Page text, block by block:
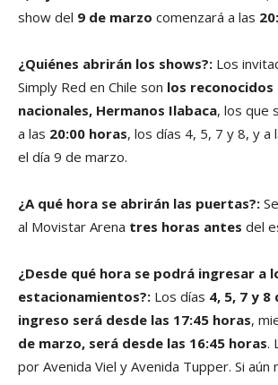
show del 9 de marzo comenzará a las
¿Quiénes abrirán los shows?: Los
Simply Red en Chile son los reconocidos
nacionales, Hermanos Ilabaca, los que
a las 20:00 horas, los días 4, 5, 7 y 8, y a
el día 9 de marzo.
¿A qué hora se abrirán las puertas?:
al Movistar Arena tres horas antes del
¿Desde qué hora se podrá ingresar a
estacionamientos?: Los días 4, 5, 7 y 8
ingreso será desde las 17:45 horas,
de marzo, será desde las 16:45 horas.
por Avenida Viel y Avenida Tupper. Si aún